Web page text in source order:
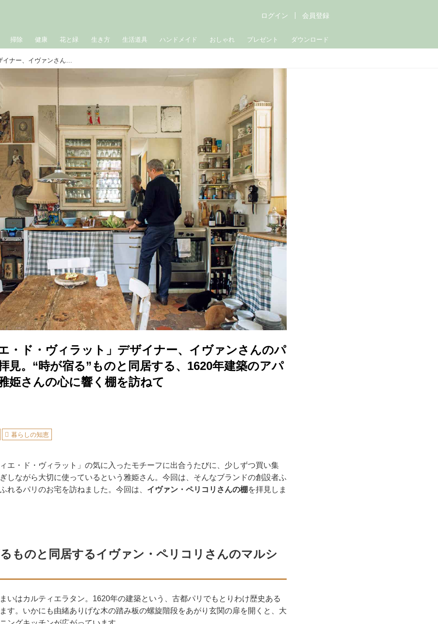
掃除 健康 花と緑 生き方 生活道具 ハンドメイド おしゃれ プレゼント ダウンロード
ログイン 会員登録
「アスティエ・ド・ヴィラット」デザイナー、イヴァンさんのパリのお宅を拝見。“時が宿る”ものと同居する、1620年建築のアパルトマン｜雅姫さんの心に響く棚を訪ねて
・ド・ヴィラット」デザイナー、イヴァンさんのパ
見。“時が宿る”ものと同居する、1620年建築のアパ
姫さんの心に響く棚を訪ねて
暮らしの知恵
エ・ド・ヴィラット」の気に入ったモチーフに出合うたびに、少しずつ買い集
しながら大切に使っているという雅姫さん。今回は、そんなブランドの創設者ふ
れるパリのお宅を訪ねました。今回は、 イヴァン・ペリコリさんの棚 を拝見しま
るものと同居するイヴァン・ペリコリさんのマルシ
いはカルティエラタン。1620年の建築という、古都パリでもとりわけ歴史ある
す。いかにも由緒ありげな木の踏み板の螺旋階段をあがり玄関の扉を開くと、大